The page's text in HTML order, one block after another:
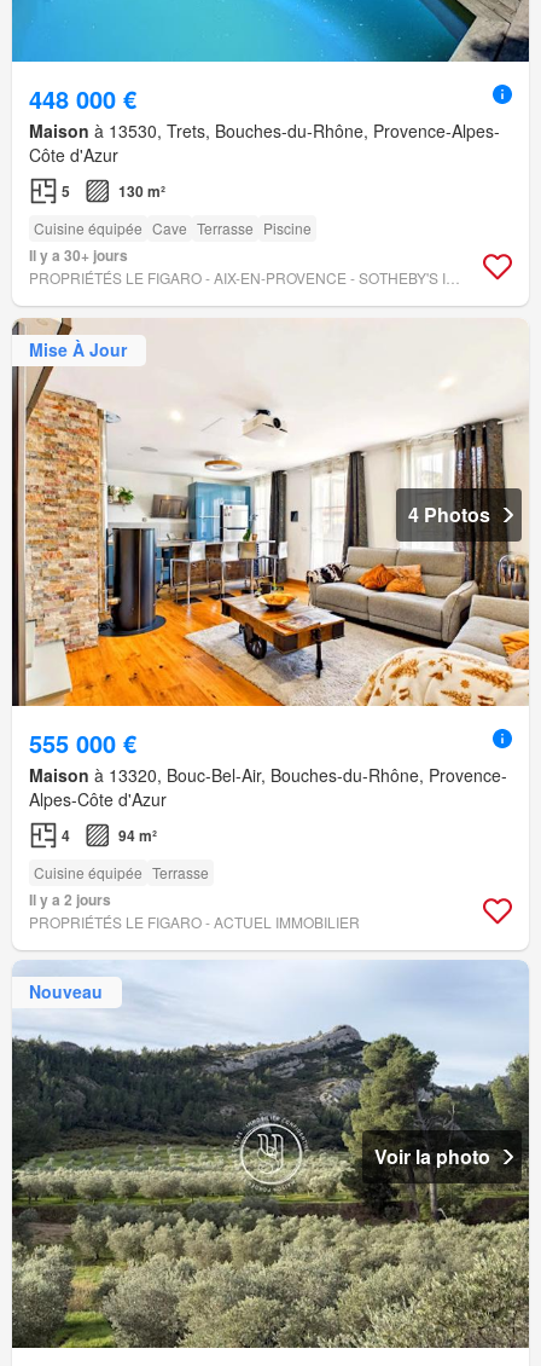
448 000 €
Maison à 13530, Trets, Bouches-du-Rhône, Provence-Alpes-
Côte d'Azur
5 130 m²
Cuisine équipée Cave Terrasse Piscine
Il y a 30+ jours
Mise À Jour
4 Photos
555 000 €
Maison à 13320, Bouc-Bel-Air, Bouches-du-Rhône, Provence-
Alpes-Côte d'Azur
4 94 m²
Cuisine équipée Terrasse
Il y a 2 jours
PROPRIÉTÉS LE FIGARO - ACTUEL IMMOBILIER
Nouveau
Voir la photo